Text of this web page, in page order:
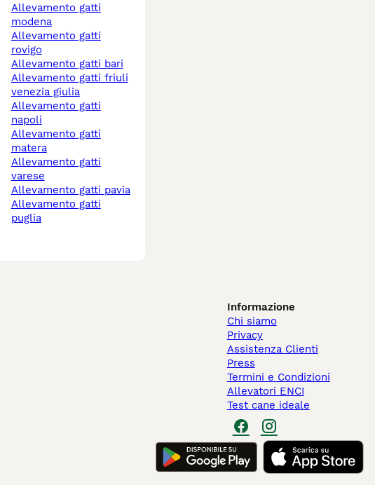
allevamento gatti
modena
allevamento gatti
rovigo
allevamento gatti bari
allevamento gatti friuli
venezia giulia
allevamento gatti
napoli
allevamento gatti
matera
allevamento gatti
varese
allevamento gatti pavia
allevamento gatti
puglia
Informazione
Chi siamo
Privacy
Assistenza Clienti
Press
Termini e Condizioni
Allevatori ENCI
Test cane ideale